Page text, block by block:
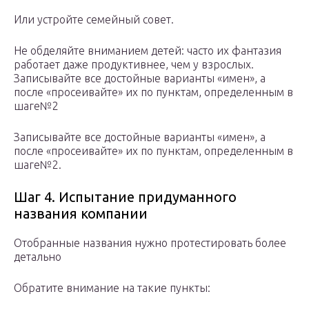
Или устройте семейный совет.
Не обделяйте вниманием детей: часто их фантазия
работает даже продуктивнее, чем у взрослых.
Записывайте все достойные варианты «имен», а
после «просеивайте» их по пунктам, определенным в
шаге№2
Записывайте все достойные варианты «имен», а
после «просеивайте» их по пунктам, определенным в
шаге№2.
Шаг 4. Испытание придуманного
названия компании
Отобранные названия нужно протестировать более
детально
Обратите внимание на такие пункты: